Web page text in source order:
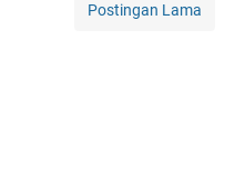
Postingan Lama